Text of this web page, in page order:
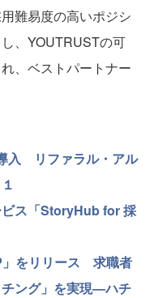
難易度の高いポジシ
、YOUTRUSTの可
、ベストパートナー
入 リファラル・アル
ス「StoryHub for 採
」をリリース 求職者
ング」を実現—ハチ